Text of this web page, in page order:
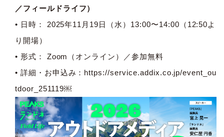
／フィールドライフ）
• 日時： 2025年11月19日（水）13:00〜14:00（12:50よ
り開場）
• 形式： Zoom（オンライン）／参加無料
• 詳細・お申込み： https://service.addix.co.jp/event_ou
tdoor_251119￼